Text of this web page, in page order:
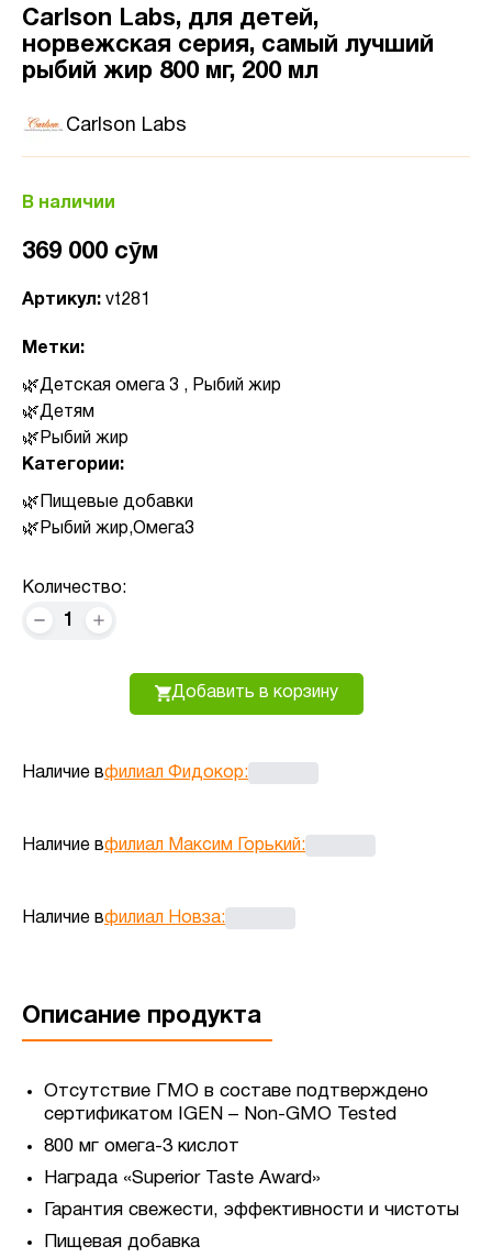
Carlson Labs, для детей,
норвежская серия, самый лучший
рыбий жир 800 мг, 200 мл
Carlson Labs
В наличии
369 000 сӯм
Артикул: vt281
Метки:
Детская омега 3 , Рыбий жир
Детям
Рыбий жир
Категории:
Пищевые добавки
Рыбий жир,Омега3
Количество:
1
Добавить в корзину
Наличие вфилиал Фидокор:
Наличие вфилиал Максим Горький:
Наличие вфилиал Новза:
Описание продукта
Отсутствие ГМО в составе подтверждено
сертификатом IGEN – Non-GMO Tested
800 мг омега-3 кислот
Награда «Superior Taste Award»
Гарантия свежести, эффективности и чистоты
Пищевая добавка